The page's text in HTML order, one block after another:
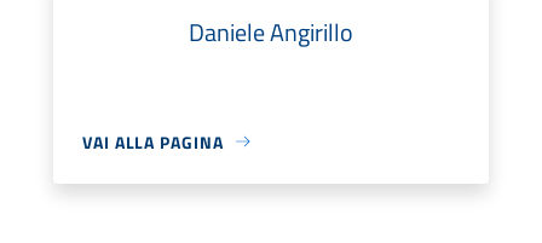
Daniele Angirillo
VAI ALLA PAGINA